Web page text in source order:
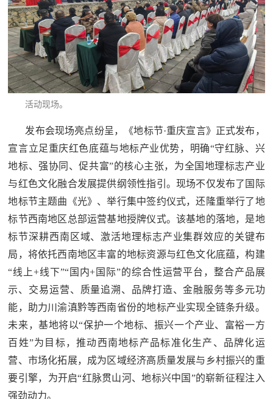
活动现场。
发布会现场亮点纷呈，《地标节·重庆宣言》正式发布，
宣言立足重庆红色底蕴与地标产业优势，明确“守红脉、兴
地标、强协同、促共富”的核心主张，为全国地理标志产业
与红色文化融合发展提供纲领性指引。现场不仅发布了国际
地标节主题曲《光》、举行集中签约仪式，还隆重举行了地
标节西南地区总部运营基地授牌仪式。该基地的落地，是地
标节深耕西南区域、激活地理标志产业集群效应的关键布
局，将依托西南地区丰富的地标资源与红色文化底蕴，构建
“线上+线下”“国内+国际”的综合性运营平台，整合产品展
示、交易运营、质量追溯、品牌打造、金融服务等多元功
能，助力川渝滇黔等西南省份的地标产业实现全链条升级。
未来，基地将以“保护一个地标、振兴一个产业、富裕一方
百姓”为目标，推动西南地标产品标准化生产、品牌化运
营、市场化拓展，成为区域经济高质量发展与乡村振兴的重
要引擎，为开启“红脉贯山河、地标兴中国”的崭新征程注入
强劲动力。